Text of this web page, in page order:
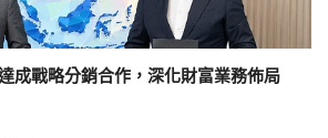
成戰略分銷合作，深化財富業務佈局